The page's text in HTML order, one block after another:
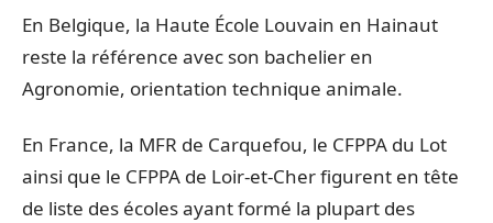
En Belgique, la Haute École Louvain en Hainaut
reste la référence avec son bachelier en
Agronomie, orientation technique animale.
En France, la MFR de Carquefou, le CFPPA du Lot
ainsi que le CFPPA de Loir-et-Cher figurent en tête
de liste des écoles ayant formé la plupart des